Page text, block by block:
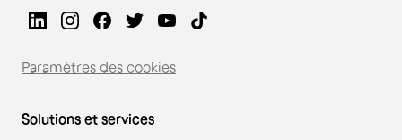
Paramètres des cookies
Solutions et services